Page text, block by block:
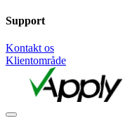
Support
Kontakt os
Klientområde